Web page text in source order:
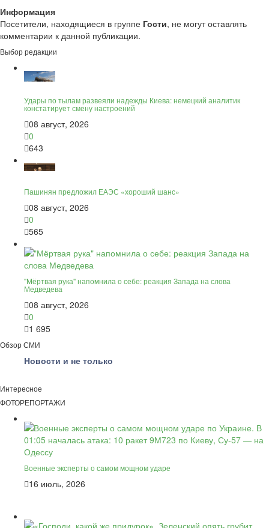
Информация
Посетители, находящиеся в группе Гости, не могут оставлять
комментарии к данной публикации.
Выбор редакции
Удары по тылам развеяли надежды Киева: немецкий аналитик
констатирует смену настроений
08 август, 2026
0
643
Пашинян предложил ЕАЭС «хороший шанс»
08 август, 2026
0
565
"Мёртвая рука" напомнила о себе: реакция Запада на слова
Медведева
08 август, 2026
0
1 695
Обзор СМИ
Новости и не только
Интересное
ФОТОРЕПОРТАЖИ
Военные эксперты о самом мощном ударе
16 июль, 2026